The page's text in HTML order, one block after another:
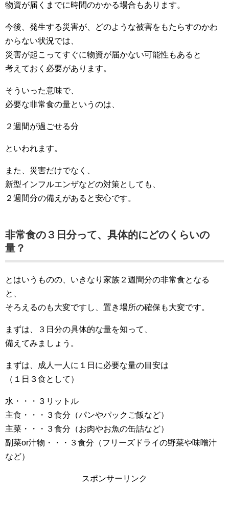
物資が届くまでに時間のかかる場合もあります。
今後、発生する災害が、どのような被害をもたらすのかわ
からない状況では、
災害が起こってすぐに物資が届かない可能性もあると
考えておく必要があります。
そういった意味で、
必要な非常食の量というのは、
２週間が過ごせる分
といわれます。
また、災害だけでなく、
新型インフルエンザなどの対策としても、
２週間分の備えがあると安心です。
非常食の３日分って、具体的にどのくらいの
量？
とはいうものの、いきなり家族２週間分の非常食となる
と、
そろえるのも大変ですし、置き場所の確保も大変です。
まずは、３日分の具体的な量を知って、
備えてみましょう。
まずは、成人一人に１日に必要な量の目安は
（１日３食として）
水・・・３リットル
主食・・・３食分（パンやパックご飯など）
主菜・・・３食分（お肉やお魚の缶詰など）
副菜or汁物・・・３食分（フリーズドライの野菜や味噌汁
など）
スポンサーリンク